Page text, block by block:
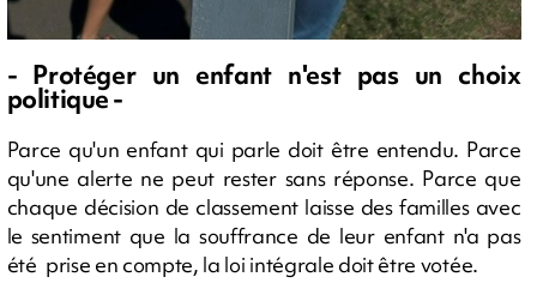
- Protéger un enfant n'est pas un choix
politique -
Parce qu'un enfant qui parle doit être entendu. Parce
qu'une alerte ne peut rester sans réponse. Parce que
chaque décision de classement laisse des familles avec
le sentiment que la souffrance de leur enfant n'a pas
été prise en compte, la loi intégrale doit être votée.